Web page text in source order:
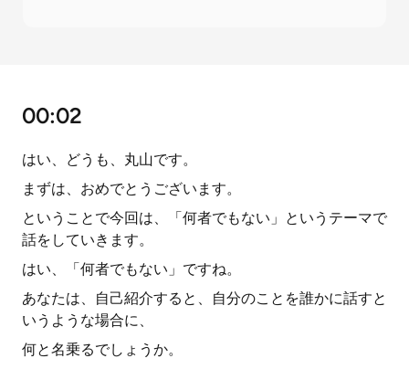
00:02
はい、どうも、丸山です。
まずは、おめでとうございます。
ということで今回は、「何者でもない」というテーマで
話をしていきます。
はい、「何者でもない」ですね。
あなたは、自己紹介すると、自分のことを誰かに話すと
いうような場合に、
何と名乗るでしょうか。